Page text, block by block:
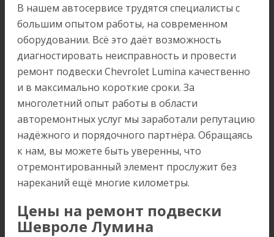
В нашем автосервисе трудятся специалисты с
большим опытом работы, на современном
оборудовании. Всё это даёт возможность
диагностировать неисправность и провести
ремонт подвески Chevrolet Lumina качественно
и в максимально короткие сроки. За
многолетний опыт работы в области
авторемонтных услуг мы заработали репутацию
надёжного и порядочного партнёра. Обращаясь
к нам, вы можете быть уверенны, что
отремонтированный элемент прослужит без
нареканий ещё многие километры.
Цены на ремонт подвески
Шевроле Лумина